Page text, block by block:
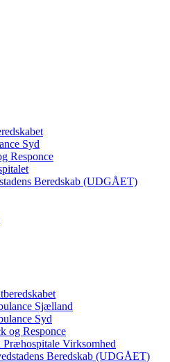
Syd
Responce
Beredskab (UDGÅET)
Sjælland
Syd
og Responce
Virksomhed
Beredskab (UDGÅET)